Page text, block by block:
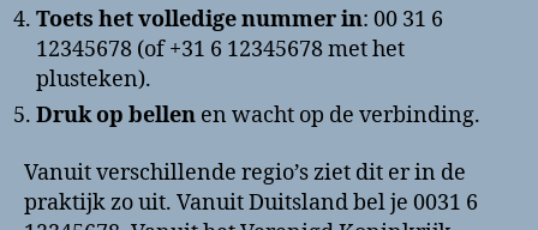
Toets het volledige nummer in: 00 31 6
12345678 (of +31 6 12345678 met het
plusteken).
Druk op bellen en wacht op de verbinding.
Vanuit verschillende regio’s ziet dit er in de
praktijk zo uit. Vanuit Duitsland bel je 0031 6